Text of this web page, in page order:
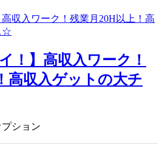
！】高収入ワーク！
高収入ゲットの大チ
ション